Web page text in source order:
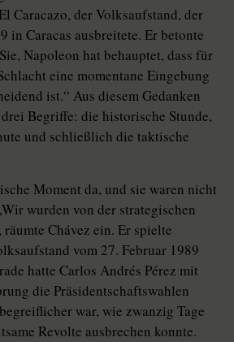
Caracazo, der Volksaufstand, der
in Caracas ausbreitete. Er betonte
Napoleon hat behauptet, dass für
eine momentane Eingebung
ist.“ Aus diesem Gedanken
Begriffe: die historische Stunde,
und schließlich die taktische
Moment da, und sie waren nicht
wurden von der strategischen
Chávez ein. Er spielte
vom 27. Februar 1989
hatte Carlos Andrés Pérez mit
die Präsidentschaftswahlen
war, wie zwanzig Tage
Revolte ausbrechen konnte.